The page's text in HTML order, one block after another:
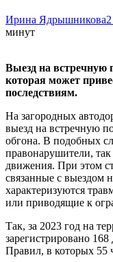
Ирина Ядрышникова
минут
Выезд на встречную
которая может
последствиям.
На загородных
выезд на встречную
обгона. В подобных
правонарушители,
движения. При этом
связанные с выездом
характеризуются
или приводящие к
Так, за 2023 год на
зарегистрировано
Правил, в которых 55